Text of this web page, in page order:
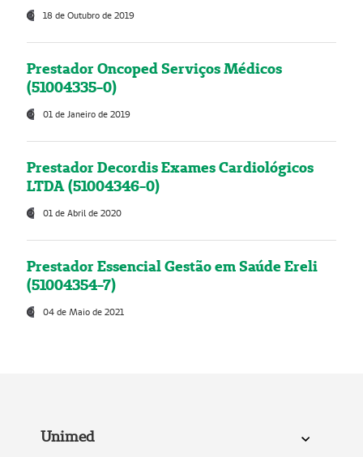
18 de Outubro de 2019
Prestador Oncoped Serviços Médicos
(51004335-0)
01 de Janeiro de 2019
Prestador Decordis Exames Cardiológicos
LTDA (51004346-0)
01 de Abril de 2020
Prestador Essencial Gestão em Saúde Ereli
(51004354-7)
04 de Maio de 2021
Unimed